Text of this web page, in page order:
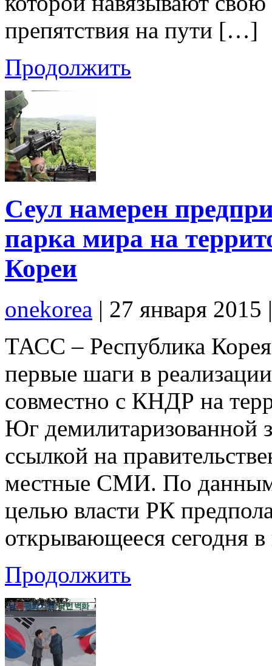
препятствия на пути […]
Продолжить
Сеул намерен
парка мира на
Кореи
onekorea | 27 января 2015
ТАСС – Республика
первые шаги в
совместно с КНДР на
Юг
ссылкой на
местные СМИ. По данным
целью власти РК
открывающееся сегодня
Продолжить